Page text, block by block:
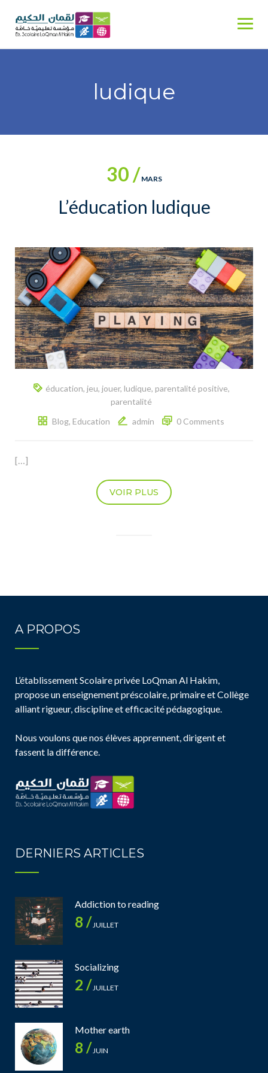
content
ludique
30 / MARS
L’éducation ludique
éducation, jeu, jouer, ludique, parentalité positive,
parentalité
Blog, Education admin 0 Comments
[…]
VOIR PLUS
A PROPOS
L’établissement Scolaire privée LoQman Al Hakim,
propose un enseignement préscolaire, primaire et Collège
alliant rigueur, discipline et efficacité pédagogique.
Nous voulons que nos élèves apprennent, dirigent et
fassent la différence.
DERNIERS ARTICLES
Addiction to reading
8 /JUILLET
Socializing
2 /JUILLET
Mother earth
8 /JUIN